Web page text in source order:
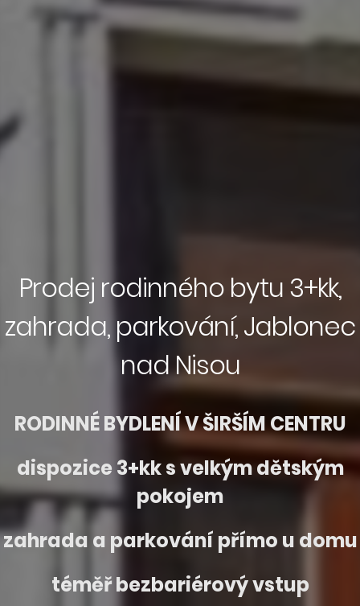
Prodej rodinného bytu 3+kk,
zahrada, parkování, Jablonec
nad Nisou
RODINNÉ BYDLENÍ V ŠIRŠÍM CENTRU
dispozice 3+kk s velkým dětským
pokojem
zahrada a parkování přímo u domu
téměř bezbariérový vstup